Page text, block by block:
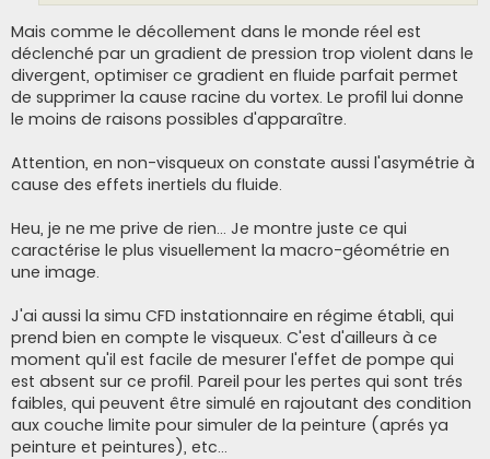
Mais comme le décollement dans le monde réel est
déclenché par un gradient de pression trop violent dans le
divergent, optimiser ce gradient en fluide parfait permet
de supprimer la cause racine du vortex. Le profil lui donne
le moins de raisons possibles d'apparaître.
Attention, en non-visqueux on constate aussi l'asymétrie à
cause des effets inertiels du fluide.
Heu, je ne me prive de rien... Je montre juste ce qui
caractérise le plus visuellement la macro-géométrie en
une image.
J'ai aussi la simu CFD instationnaire en régime établi, qui
prend bien en compte le visqueux. C'est d'ailleurs à ce
moment qu'il est facile de mesurer l'effet de pompe qui
est absent sur ce profil. Pareil pour les pertes qui sont trés
faibles, qui peuvent être simulé en rajoutant des condition
aux couche limite pour simuler de la peinture (aprés ya
peinture et peintures), etc...